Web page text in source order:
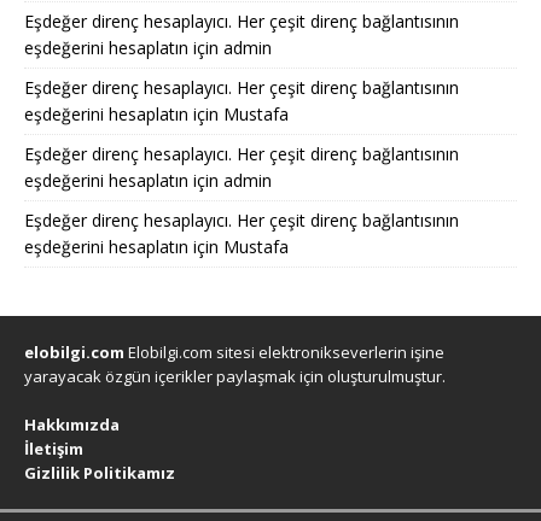
Eşdeğer direnç hesaplayıcı. Her çeşit direnç bağlantısının
eşdeğerini hesaplatın için admin
Eşdeğer direnç hesaplayıcı. Her çeşit direnç bağlantısının
eşdeğerini hesaplatın için Mustafa
Eşdeğer direnç hesaplayıcı. Her çeşit direnç bağlantısının
eşdeğerini hesaplatın için admin
Eşdeğer direnç hesaplayıcı. Her çeşit direnç bağlantısının
eşdeğerini hesaplatın için Mustafa
elobilgi.com Elobilgi.com sitesi elektronikseverlerin işine
yarayacak özgün içerikler paylaşmak için oluşturulmuştur.
Hakkımızda
İletişim
Gizlilik Politikamız